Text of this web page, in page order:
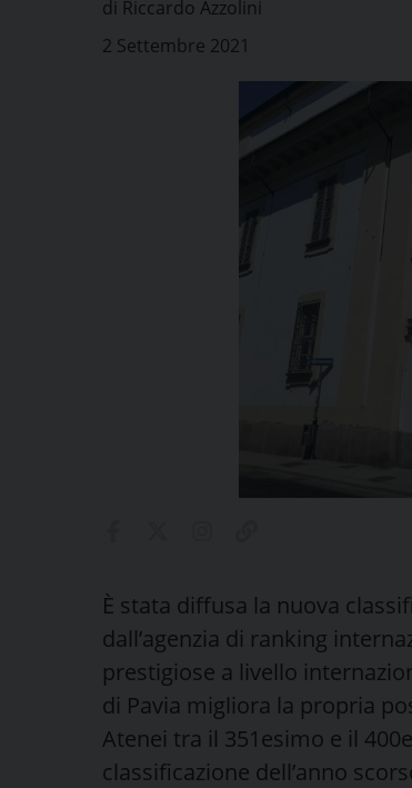
di Riccardo Azzolini
2 Settembre 2021
È stata diffusa la nuova
dall’agenzia di ranking
prestigiose a livello
di Pavia migliora la propria
Atenei tra il 351esimo e il
classificazione dell’anno